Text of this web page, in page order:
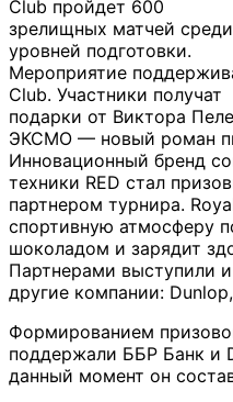
Club пройдет 600
зрелищных матчей
уровней подготовки.
Мероприятие
Club. Участники получат
подарки от Виктора
ЭКСМО — новый роман
Инновационный бренд
техники RED стал
партнером турнира.
спортивную атмосферу
шоколадом и зарядит
Партнерами выступили и
другие компании:
Формированием
поддержали ББР Банк и
данный момент он